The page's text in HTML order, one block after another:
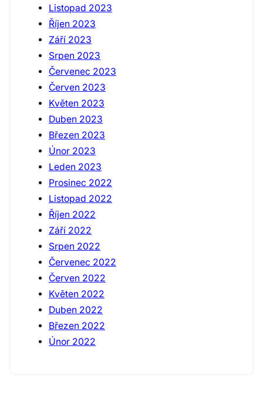
Listopad 2023
Říjen 2023
Září 2023
Srpen 2023
Červenec 2023
Červen 2023
Květen 2023
Duben 2023
Březen 2023
Únor 2023
Leden 2023
Prosinec 2022
Listopad 2022
Říjen 2022
Září 2022
Srpen 2022
Červenec 2022
Červen 2022
Květen 2022
Duben 2022
Březen 2022
Únor 2022